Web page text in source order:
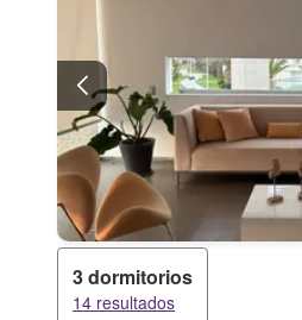
3 dormitorios
14 resultados